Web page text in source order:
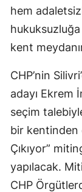
hem
hukuksuzluğa
kent
CHP’nin
adayı Ekrem
seçim
bir kentinden
Çıkıyor”
yapılacak.
CHP